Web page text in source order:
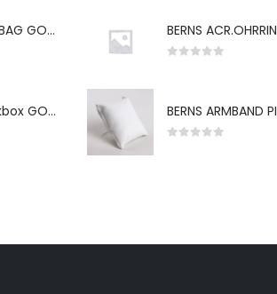
BERNS TRIANGLE BAG GO-WH "S" 7*5CM
BERNS Geschenkbox GO-WH 65*65*38MM FOR SMALL SETS